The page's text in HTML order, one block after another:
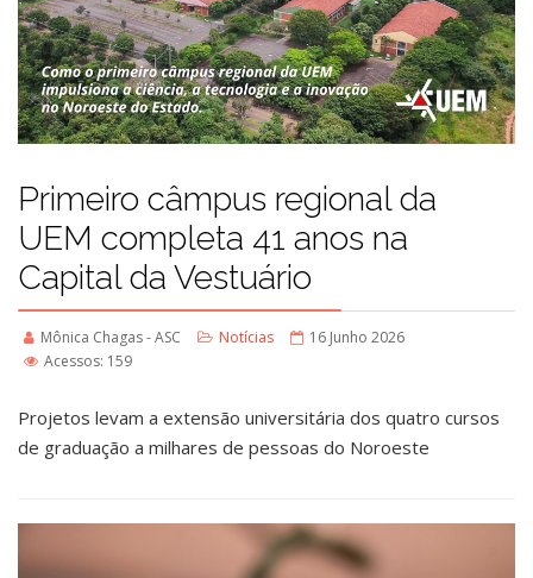
Primeiro câmpus regional da
UEM completa 41 anos na
Capital da Vestuário
Mônica Chagas - ASC Notícias
16 Junho 2026
Acessos: 159
Projetos levam a extensão universitária dos quatro cursos
de graduação a milhares de pessoas do Noroeste